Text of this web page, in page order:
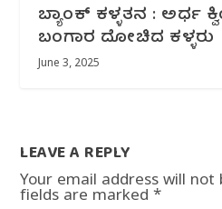
ಬ್ಯಾಂಕ್ ಕಳ್ಳತನ : ಅರ್ಧ‌
ಬಂಗಾರ ದೋಚಿದ ಕಳ್ಳರು
June 3, 2025
LEAVE A REPLY
Your email address will not
fields are marked*